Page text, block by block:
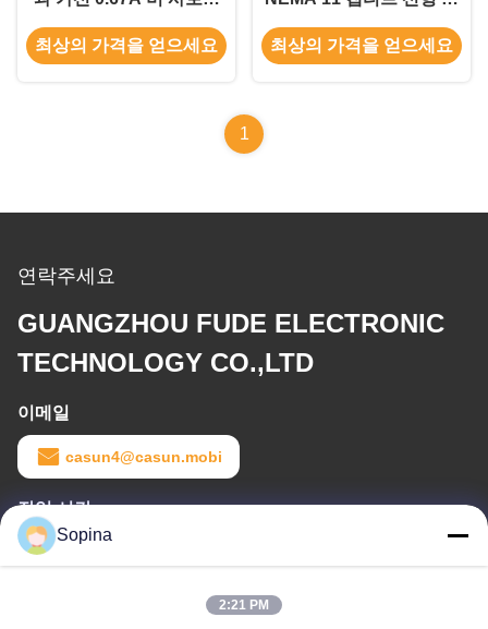
힌 3.75V Nema 11 스텝
모터
최상의 가격을 얻으세요
추에터 하이브리드 스테퍼
모터
최상의 가격을 얻으세요
1
연락주세요
GUANGZHOU FUDE ELECTRONIC
TECHNOLOGY CO.,LTD
이메일
casun4@casun.mobi
작업 시간
8:00-20:00
Sopina
2:21 PM